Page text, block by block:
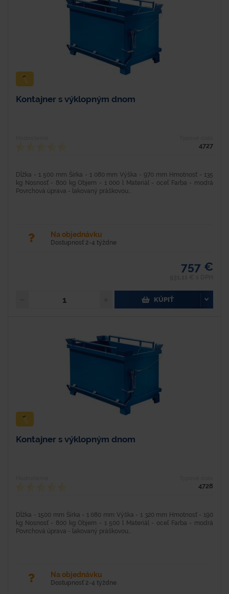
Kontajner s výklopným dnom
4727
Dĺžka - 1 500 mm Šírka - 1 080 mm Výška - 970 mm Hmotnosť - 135
kg Nosnosť - 800 kg Objem - 1 000 l Materiál - oceľ Farba - modrá
Povrchová úprava - lakovaný práškovou...
Na objednávku
Dostupnosť 2-4 týždne
757 €
KÚPIŤ
Kontajner s výklopným dnom
4728
Dĺžka - 1500 mm Šírka - 1 080 mm Výška - 1 320 mm Hmotnosť - 190
kg Nosnosť - 800 kg Objem - 1 500 l Materiál - oceľ Farba - modrá
Povrchová úprava - lakovaný práškovou...
Na objednávku
Dostupnosť 2-4 týždne